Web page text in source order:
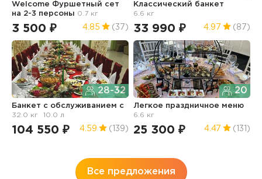
Welcome Фуршетный сет
на 2-3 персоны 0.7 кг
3 500 ₽ 4.85 (37)
Классический банкет
6.6 кг
33 990 ₽ 4.97 (87)
28-32
Банкет с обслуживанием с
32.0 кг
10.0 л
104 550 ₽ 4.59 (139)
20
Легкое праздничное меню
6.6 кг
25 300 ₽ 4.47 (131)
Все предложения